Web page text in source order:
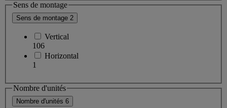
Sens de montage
Sens de montage 2
Vertical
106
Horizontal
1
Nombre d'unités
Nombre d'unités 6